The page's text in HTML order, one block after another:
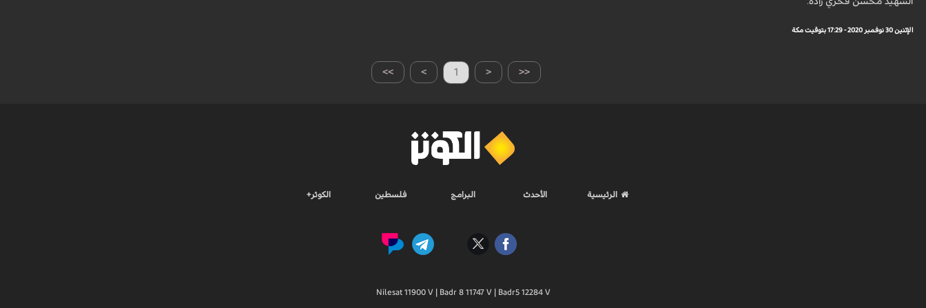
الإثنين 30 نوفمبر 2020 - 17:29 بتوقيت مكة
>> > 1 < <<
الرئيسية الأحدث البرامج فلسطين الكوثر+
Nilesat 11900 V | Badr 8 11747 V | Badr5 12284 V